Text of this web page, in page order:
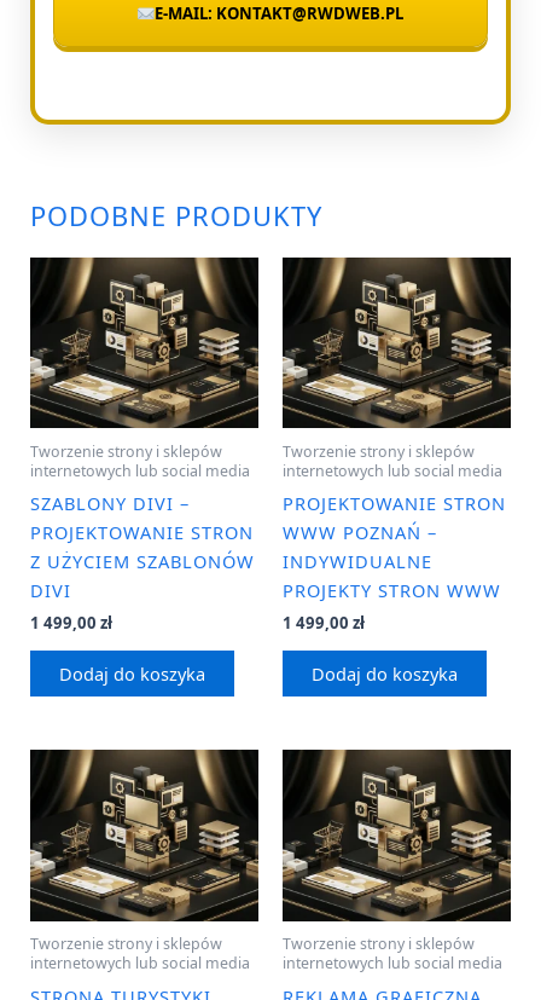
E-MAIL: KONTAKT@RWDWEB.PL
PODOBNE PRODUKTY
Tworzenie strony i sklepów
internetowych lub social media
SZABLONY DIVI –
PROJEKTOWANIE STRON
Z UŻYCIEM SZABLONÓW
DIVI
1 499,00 zł
Dodaj do koszyka
Tworzenie strony i sklepów
internetowych lub social media
PROJEKTOWANIE STRON
WWW POZNAŃ –
INDYWIDUALNE
PROJEKTY STRON WWW
1 499,00 zł
Dodaj do koszyka
Tworzenie strony i sklepów
internetowych lub social media
Tworzenie strony i sklepów
internetowych lub social media